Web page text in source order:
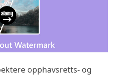
opphavsretts- og